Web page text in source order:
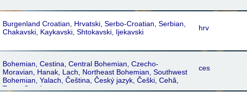
hrv
Burgenland Croatian, Hrvatski, Serbo-Croatian, Serbian,
Chakavski, Kaykavski, Shtokavski, Ijekavski
ces
Bohemian, Cestina, Central Bohemian, Czecho-
Moravian, Hanak, Lach, Northeast Bohemian, Southwest
Bohemian, Yalach, Čeština, Český jazyk, Češki, Cehă,
Texas Czech